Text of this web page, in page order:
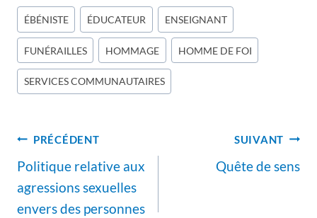
Étiquettes
de
la
publication :
ÉBÉNISTE ÉDUCATEUR ENSEIGNANT
FUNÉRAILLES HOMMAGE HOMME DE FOI
SERVICES COMMUNAUTAIRES
Navigation
de
l’article
PRÉCÉDENT
Politique relative aux
agressions sexuelles
envers des personnes
SUIVANT
Quête de sens